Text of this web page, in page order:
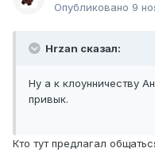
Опубликовано 9
Hrzan сказал:
Ну а к клоунничеству
привык.
Кто тут предлагал